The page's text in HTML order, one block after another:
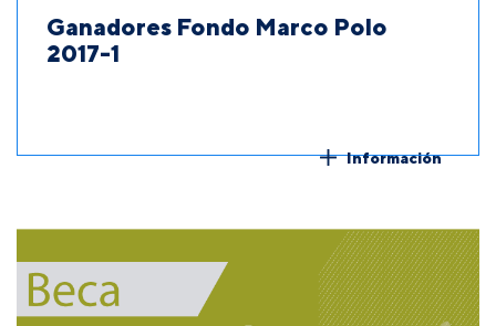
Ganadores Fondo Marco Polo
2017-1
Información